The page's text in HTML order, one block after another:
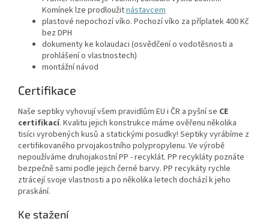
Komínek lze prodloužitnástavcem
plastové nepochozí víko. Pochozí víko za příplatek 400 Kč
bez DPH
dokumenty ke kolaudaci (osvědčení o vodotěsnosti a
prohlášení o vlastnostech)
montážní návod
Certifikace
Naše septiky vyhovují všem pravidlům EU i ČR a pyšní se CE
certifikací. Kvalitu jejich konstrukce máme ověřenu několika
tisíci vyrobených kusů a statickými posudky! Septiky vyrábíme z
certifikovaného prvojakostního polypropylenu. Ve výrobě
nepoužíváme druhojakostní PP - recyklát. PP recykláty poznáte
bezpečně sami podle jejich černé barvy. PP recykáty rychle
ztrácejí svoje vlastnosti a po několika letech dochází k jeho
praskání.
Ke stažení